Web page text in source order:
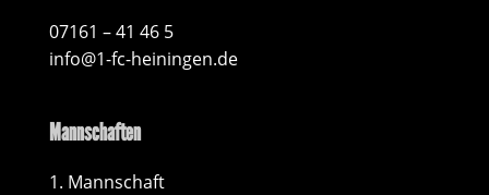
07161 – 41 46 5
info@1-fc-heiningen.de
Mannschaften
1. Mannschaft